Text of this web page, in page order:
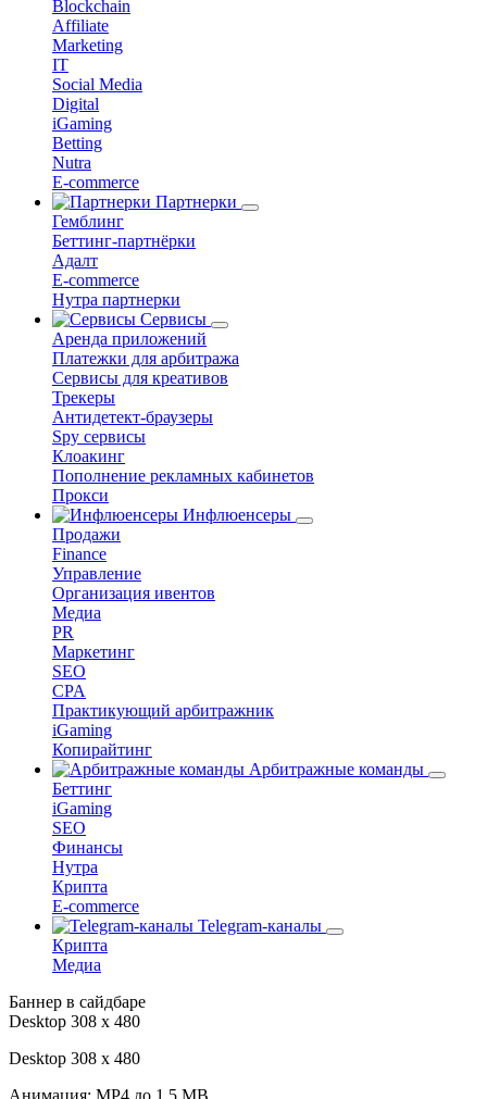
Blockchain
Affiliate
Marketing
IT
Social Media
Digital
iGaming
Betting
Nutra
E-commerce
Партнерки
Гемблинг
Беттинг-партнёрки
Адалт
E-commerce
Нутра партнерки
Сервисы
Аренда приложений
Платежки для арбитража
Сервисы для креативов
Трекеры
Антидетект-браузеры
Spy сервисы
Клоакинг
Пополнение рекламных кабинетов
Прокси
Инфлюенсеры
Продажи
Finance
Управление
Организация ивентов
Медиа
PR
Маркетинг
SEO
CPA
Практикующий арбитражник
iGaming
Копирайтинг
Арбитражные команды
Беттинг
iGaming
SEO
Финансы
Нутра
Крипта
E-commerce
Telegram-каналы
Крипта
Медиа
Баннер в сайдбаре
Desktop 308 х 480
Desktop 308 х 480
Анимация: MP4 до 1,5 MB